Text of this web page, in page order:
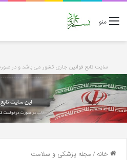
منو
سایت تابع قوانین جاری کشور می باشد و در
خانه/مجله پزشکی و سلامت